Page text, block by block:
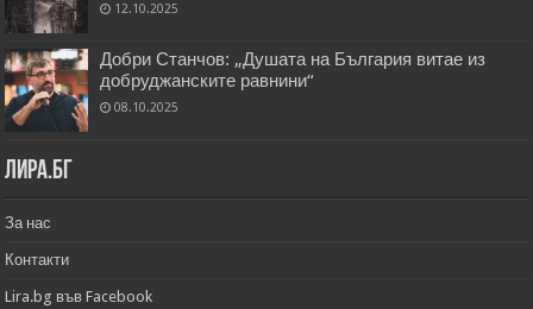
12.10.2025
Добри Станчов: „Душата на България витае из
добруджанските равнини“
08.10.2025
Лира.бг
За нас
Контакти
Lira.bg във Facebook